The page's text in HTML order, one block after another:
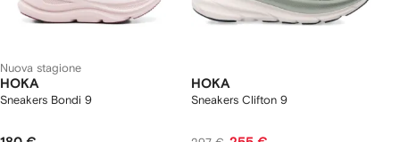
Nuova stagione
HOKA
Sneakers Bondi 9
HOKA
Sneakers Clifton 9